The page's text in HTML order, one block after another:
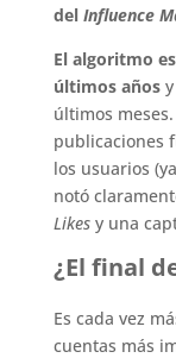
del Influence
El algoritmo
últimos añosy
últimos
publicaciones
los usuarios
notó
Likesy una
¿El final
Es cada vez
cuentas más